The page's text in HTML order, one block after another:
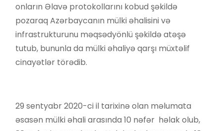
onların Əlavə protokollarını kobud şəkildə
pozaraq Azərbaycanın mülki əhalisini və
infrastrukturunu məqsədyönlü şəkildə atəşə
tutub, bununla da mülki əhaliyə qarşı müxtəlif
cinayətlər törədib.
29 sentyabr 2020-ci il tarixinə olan məlumata
əsasən mülki əhali arasında 10 nəfər həlak olub,